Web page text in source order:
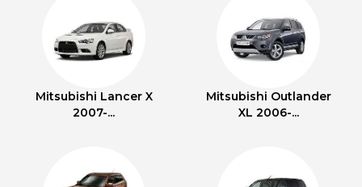
Mitsubishi Lancer X
2007-...
Mitsubishi Outlander
XL 2006-...